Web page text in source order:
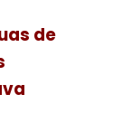
de